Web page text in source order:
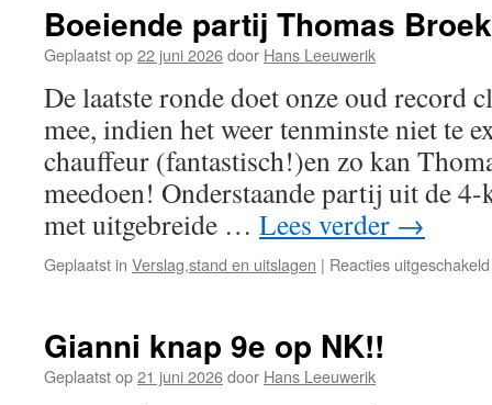
Boeiende partij Thomas
Geplaatst op22 juni 2026door Hans Leeuwerik
De laatste ronde doet onze oud record
mee, indien het weer tenminste niet te
chauffeur (fantastisch!)en zo kan
meedoen! Onderstaande partij uit de
met uitgebreide … Lees verder →
Geplaatst in Verslag,stand en uitslagen | Reacties uitgeschakeld
Gianni knap 9e op NK!!
Geplaatst op21 juni 2026door Hans Leeuwerik